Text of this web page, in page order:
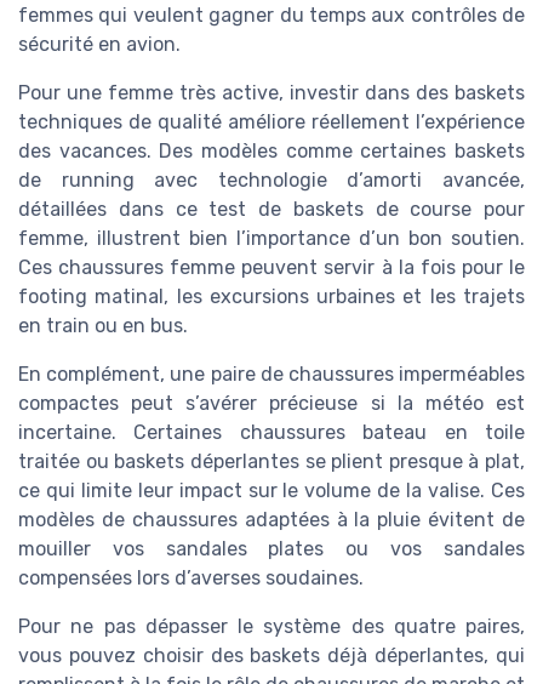
femmes qui veulent gagner du temps aux contrôles de
sécurité en avion.
Pour une femme très active, investir dans des baskets
techniques de qualité améliore réellement l’expérience
des vacances. Des modèles comme certaines baskets
de running avec technologie d’amorti avancée,
détaillées dans ce test de baskets de course pour
femme, illustrent bien l’importance d’un bon soutien.
Ces chaussures femme peuvent servir à la fois pour le
footing matinal, les excursions urbaines et les trajets
en train ou en bus.
En complément, une paire de chaussures imperméables
compactes peut s’avérer précieuse si la météo est
incertaine. Certaines chaussures bateau en toile
traitée ou baskets déperlantes se plient presque à plat,
ce qui limite leur impact sur le volume de la valise. Ces
modèles de chaussures adaptées à la pluie évitent de
mouiller vos sandales plates ou vos sandales
compensées lors d’averses soudaines.
Pour ne pas dépasser le système des quatre paires,
vous pouvez choisir des baskets déjà déperlantes, qui